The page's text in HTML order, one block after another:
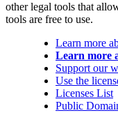
other legal tools that
tools are free to use.
Learn more
Learn more
Support our
Use the
Licenses List
Public